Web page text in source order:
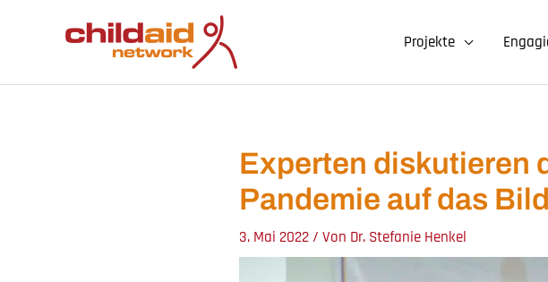
Projekte
Experten diskutieren
Pandemie auf das
3. Mai 2022 / Von Dr. Stefanie Henkel